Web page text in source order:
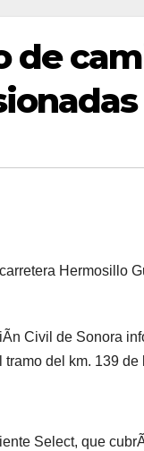
Hermosillo
Civil de Sonora
del km. 139
Select, que